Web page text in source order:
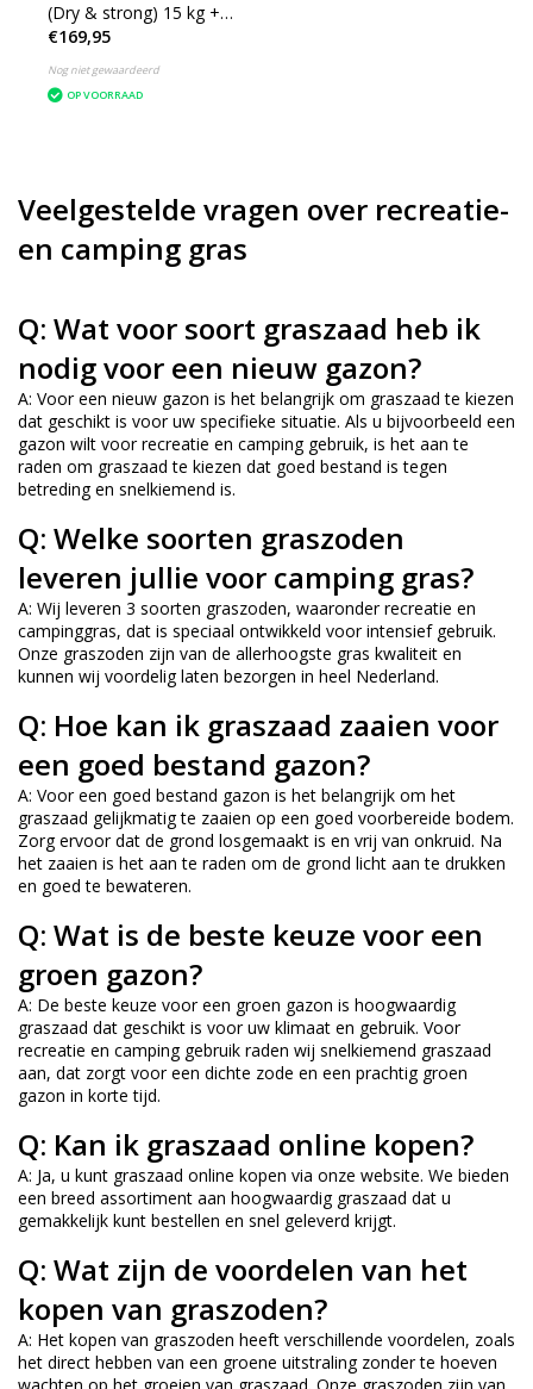
(Dry & strong) 15 kg +/-
600 m²
€169,95
Nog niet gewaardeerd
OP VOORRAAD
Veelgestelde vragen over recreatie-
en camping gras
Q: Wat voor soort graszaad heb ik
nodig voor een nieuw gazon?
A: Voor een nieuw gazon is het belangrijk om graszaad te kiezen
dat geschikt is voor uw specifieke situatie. Als u bijvoorbeeld een
gazon wilt voor recreatie en camping gebruik, is het aan te
raden om graszaad te kiezen dat goed bestand is tegen
betreding en snelkiemend is.
Q: Welke soorten graszoden
leveren jullie voor camping gras?
A: Wij leveren 3 soorten graszoden, waaronder recreatie en
campinggras, dat is speciaal ontwikkeld voor intensief gebruik.
Onze graszoden zijn van de allerhoogste gras kwaliteit en
kunnen wij voordelig laten bezorgen in heel Nederland.
Q: Hoe kan ik graszaad zaaien voor
een goed bestand gazon?
A: Voor een goed bestand gazon is het belangrijk om het
graszaad gelijkmatig te zaaien op een goed voorbereide bodem.
Zorg ervoor dat de grond losgemaakt is en vrij van onkruid. Na
het zaaien is het aan te raden om de grond licht aan te drukken
en goed te bewateren.
Q: Wat is de beste keuze voor een
groen gazon?
A: De beste keuze voor een groen gazon is hoogwaardig
graszaad dat geschikt is voor uw klimaat en gebruik. Voor
recreatie en camping gebruik raden wij snelkiemend graszaad
aan, dat zorgt voor een dichte zode en een prachtig groen
gazon in korte tijd.
Q: Kan ik graszaad online kopen?
A: Ja, u kunt graszaad online kopen via onze website. We bieden
een breed assortiment aan hoogwaardig graszaad dat u
gemakkelijk kunt bestellen en snel geleverd krijgt.
Q: Wat zijn de voordelen van het
kopen van graszoden?
A: Het kopen van graszoden heeft verschillende voordelen, zoals
het direct hebben van een groene uitstraling zonder te hoeven